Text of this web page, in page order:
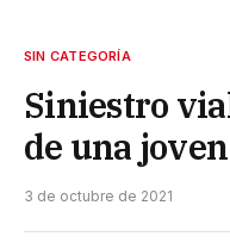
SIN CATEGORÍA
Siniestro
de una
3 de octubre de 2021